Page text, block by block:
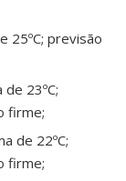
25ºC; previsão
23ºC;
firme;
de 22ºC;
firme;